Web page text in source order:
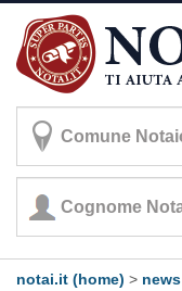
notai.it (home) > news